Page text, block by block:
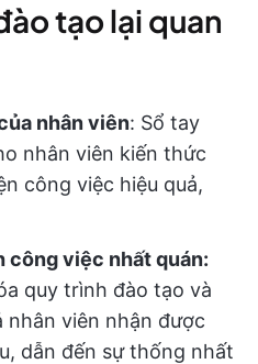
tạo lại quan
nhân viên: Sổ tay
nhân viên kiến thức
công việc hiệu quả,
công việc nhất quán:
quy trình đào tạo và
nhân viên nhận được
dẫn đến sự thống nhất